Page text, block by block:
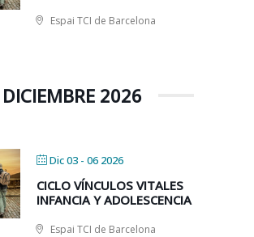
Espai TCI de Barcelona
DICIEMBRE 2026
Dic 03 - 06 2026
CICLO VÍNCULOS VITALES
INFANCIA Y ADOLESCENCIA
Espai TCI de Barcelona